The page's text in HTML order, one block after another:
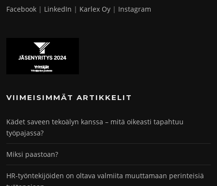
Facebook | LinkedIn | Karlex Oy | Instagram
VIIMEISIMMÄT ARTIKKELIT
Kädet saveen tekoälyn kanssa – mitä oikeasti tapahtuu
työpajassa?
Miksi paastoan?
HR-työntekijöiden on oltava valmiita muuttamaan perinteisiä